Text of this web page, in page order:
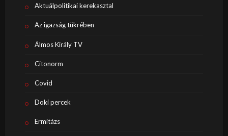
Aktuálpolitikai kerekasztal
Az igazság tükrében
Álmos Király TV
Citonorm
Covid
Doki percek
Ermitázs